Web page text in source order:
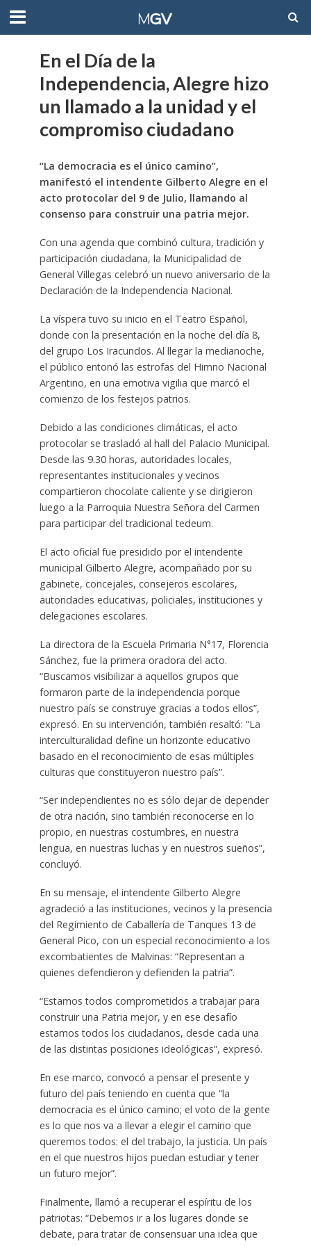
En el Día de la
Independencia, Alegre hizo
un llamado a la unidad y el
compromiso ciudadano
“La democracia es el único camino”,
manifestó el intendente Gilberto Alegre en el
acto protocolar del 9 de Julio, llamando al
consenso para construir una patria mejor.
Con una agenda que combinó cultura, tradición y
participación ciudadana, la Municipalidad de
General Villegas celebró un nuevo aniversario de la
Declaración de la Independencia Nacional.
La víspera tuvo su inicio en el Teatro Español,
donde con la presentación en la noche del día 8,
del grupo Los Iracundos. Al llegar la medianoche,
el público entonó las estrofas del Himno Nacional
Argentino, en una emotiva vigilia que marcó el
comienzo de los festejos patrios.
Debido a las condiciones climáticas, el acto
protocolar se trasladó al hall del Palacio Municipal.
Desde las 9.30 horas, autoridades locales,
representantes institucionales y vecinos
compartieron chocolate caliente y se dirigieron
luego a la Parroquia Nuestra Señora del Carmen
para participar del tradicional tedeum.
El acto oficial fue presidido por el intendente
municipal Gilberto Alegre, acompañado por su
gabinete, concejales, consejeros escolares,
autoridades educativas, policiales, instituciones y
delegaciones escolares.
La directora de la Escuela Primaria N°17, Florencia
Sánchez, fue la primera oradora del acto.
“Buscamos visibilizar a aquellos grupos que
formaron parte de la independencia porque
nuestro país se construye gracias a todos ellos”,
expresó. En su intervención, también resaltó: “La
interculturalidad define un horizonte educativo
basado en el reconocimiento de esas múltiples
culturas que constituyeron nuestro país”.
“Ser independientes no es sólo dejar de depender
de otra nación, sino también reconocerse en lo
propio, en nuestras costumbres, en nuestra
lengua, en nuestras luchas y en nuestros sueños”,
concluyó.
En su mensaje, el intendente Gilberto Alegre
agradeció a las instituciones, vecinos y la presencia
del Regimiento de Caballería de Tanques 13 de
General Pico, con un especial reconocimiento a los
excombatientes de Malvinas: “Representan a
quienes defendieron y defienden la patria”.
“Estamos todos comprometidos a trabajar para
construir una Patria mejor, y en ese desafío
estamos todos los ciudadanos, desde cada una
de las distintas posiciones ideológicas”, expresó.
En ese marco, convocó a pensar el presente y
futuro del país teniendo en cuenta que “la
democracia es el único camino; el voto de la gente
es lo que nos va a llevar a elegir el camino que
queremos todos: el del trabajo, la justicia. Un país
en el que nuestros hijos puedan estudiar y tener
un futuro mejor”.
Finalmente, llamó a recuperar el espíritu de los
patriotas: “Debemos ir a los lugares donde se
debate, para tratar de consensuar una idea que